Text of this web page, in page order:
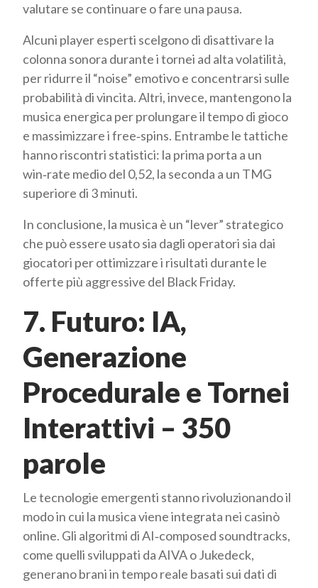
valutare se continuare o fare una pausa.
Alcuni player esperti scelgono di disattivare la
colonna sonora durante i tornei ad alta volatilità,
per ridurre il “noise” emotivo e concentrarsi sulle
probabilità di vincita. Altri, invece, mantengono la
musica energica per prolungare il tempo di gioco
e massimizzare i free‑spins. Entrambe le tattiche
hanno riscontri statistici: la prima porta a un
win‑rate medio del 0,52, la seconda a un TMG
superiore di 3 minuti.
In conclusione, la musica è un “lever” strategico
che può essere usato sia dagli operatori sia dai
giocatori per ottimizzare i risultati durante le
offerte più aggressive del Black Friday.
7. Futuro: IA,
Generazione
Procedurale e Tornei
Interattivi – 350
parole
Le tecnologie emergenti stanno rivoluzionando il
modo in cui la musica viene integrata nei casinò
online. Gli algoritmi di AI‑composed soundtracks,
come quelli sviluppati da AIVA o Jukedeck,
generano brani in tempo reale basati sui dati di